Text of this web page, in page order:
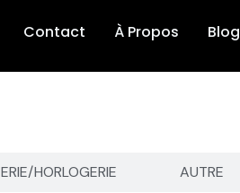
Contact À Propos Blog
HORLOGERIE AUTRE